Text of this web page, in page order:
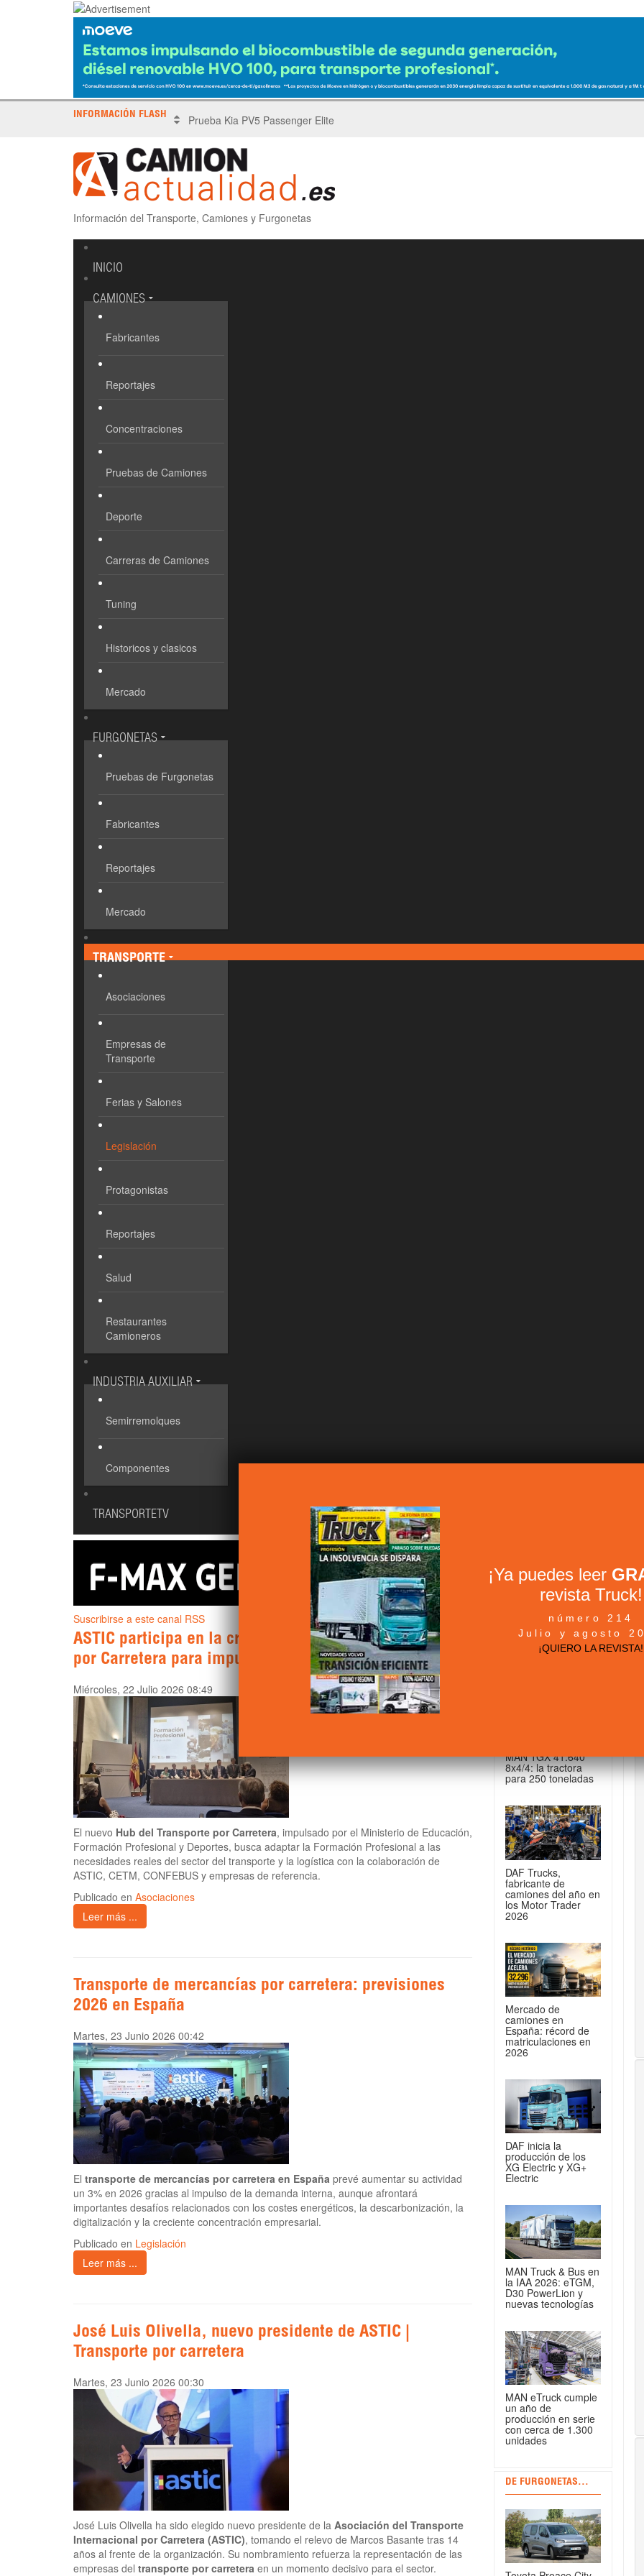
INFORMACIÓN FLASH X Tronada Almería | Encuentro del Pegaso Troner
Información del Transporte, Camiones y Furgonetas
INICIO
CAMIONES
Fabricantes
Reportajes
Concentraciones
Pruebas de Camiones
Deporte
Carreras de Camiones
Tuning
Historicos y clasicos
Mercado
FURGONETAS
Pruebas de Furgonetas
Fabricantes
Reportajes
Mercado
TRANSPORTE
Asociaciones
Empresas de
Transporte
Ferias y Salones
Legislación
Protagonistas
Reportajes
Salud
Restaurantes
Camioneros
INDUSTRIA AUXILIAR
Semirremolques
Componentes
TRANSPORTETV
Suscribirse a este canal RSS
ASTIC participa en la creación del Hub del Transporte
por Carretera para impulsar la Formación Profesional
Miércoles, 22 Julio 2026 08:49
El nuevo Hub del Transporte por Carretera, impulsado por el Ministerio de Educación,
Formación Profesional y Deportes, busca adaptar la Formación Profesional a las
necesidades reales del sector del transporte y la logística con la colaboración de
ASTIC, CETM, CONFEBUS y empresas de referencia.
Publicado en Asociaciones
Leer más ...
Transporte de mercancías por carretera: previsiones
2026 en España
Martes, 23 Junio 2026 00:42
El transporte de mercancías por carretera en España prevé aumentar su actividad
un 3% en 2026 gracias al impulso de la demanda interna, aunque afrontará
importantes desafíos relacionados con los costes energéticos, la descarbonización, la
digitalización y la creciente concentración empresarial.
Publicado en Legislación
Leer más ...
José Luis Olivella, nuevo presidente de ASTIC |
Transporte por carretera
Martes, 23 Junio 2026 00:30
José Luis Olivella ha sido elegido nuevo presidente de la Asociación del Transporte
Internacional por Carretera (ASTIC), tomando el relevo de Marcos Basante tras 14
años al frente de la organización. Su nombramiento refuerza la representación de las
empresas del transporte por carretera en un momento decisivo para el sector.
+ NOTICIAS...
MAN TGX 41.640
8x4/4: la tractora
para 250 toneladas
DAF Trucks,
fabricante de
camiones del año en
los Motor Trader
2026
Mercado de
camiones en
España: récord de
matriculaciones en
2026
DAF inicia la
producción de los
XG Electric y XG+
Electric
MAN Truck & Bus en
la IAA 2026: eTGM,
D30 PowerLion y
nuevas tecnologías
MAN eTruck cumple
un año de
producción en serie
con cerca de 1.300
unidades
DE FURGONETAS...
¡Ya puedes leer
revista Truck!
número 214
Julio y agosto
¡QUIERO LA REVISTA!